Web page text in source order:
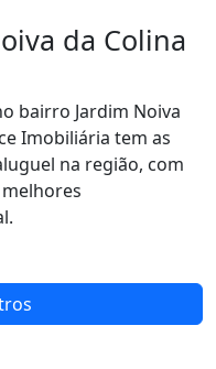
da Colina
bairro Jardim Noiva
Imobiliária tem as
na região, com